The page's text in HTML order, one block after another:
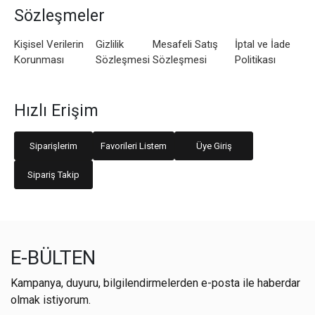
Sözleşmeler
Kişisel Verilerin
Korunması
Gizlilik
Sözleşmesi
Mesafeli Satış
Sözleşmesi
İptal ve İade
Politikası
Hızlı Erişim
Siparişlerim Favorileri Listem Üye Giriş
Sipariş Takip
E-BÜLTEN
Kampanya, duyuru, bilgilendirmelerden e-posta ile haberdar
olmak istiyorum.